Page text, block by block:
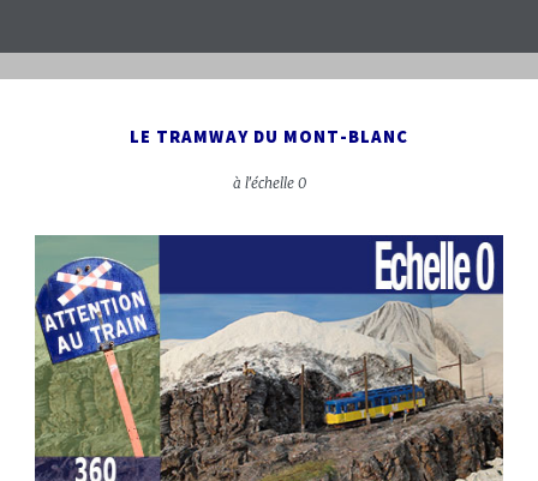
LE TRAMWAY DU MONT-BLANC
à l'échelle 0